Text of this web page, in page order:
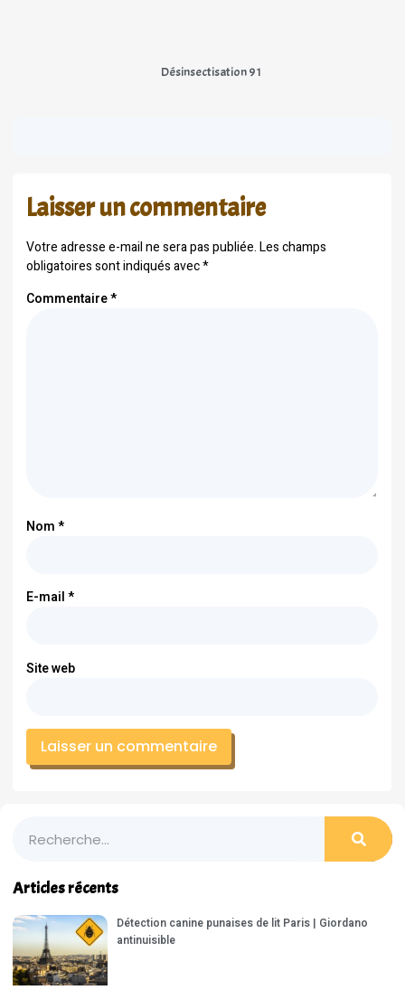
Désinsectisation 91
Laisser un commentaire
Votre adresse e-mail ne sera pas publiée.Les champs
obligatoires sont indiqués avec*
Commentaire*
Nom*
E-mail*
Site web
Articles récents
Détection canine punaises de lit Paris | Giordano
antinuisible